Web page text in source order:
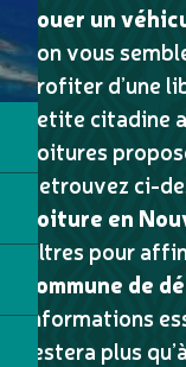
Louer un
bon vous
profiter d’une
petite citadine
voitures
Retrouvez ci-
voiture en
filtres pour
commune de
informations
restera plus